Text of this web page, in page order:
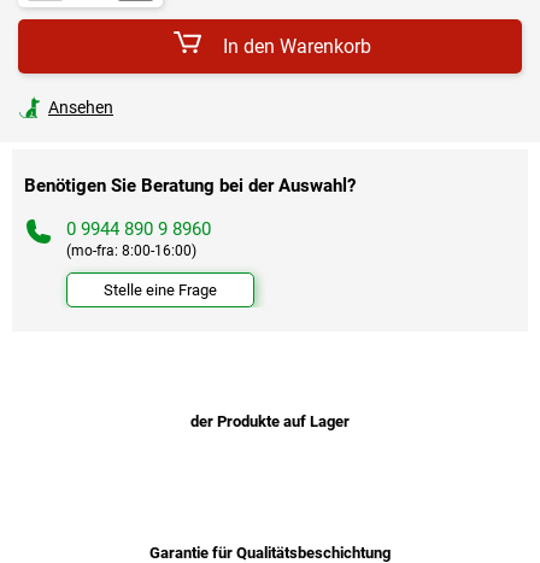
In den Warenkorb
Ansehen
Benötigen Sie Beratung bei der Auswahl?
0 9944 890 9 8960
(mo-fra: 8:00-16:00)
Stelle eine Frage
der Produkte auf Lager
Garantie für Qualitätsbeschichtung